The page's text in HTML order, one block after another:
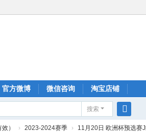
官方微博 微信咨询 淘宝店铺
搜索
搜
） › 2023-2024赛季 › 11月20日 欧洲杯预选赛